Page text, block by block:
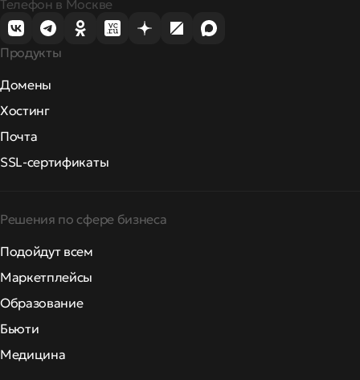
Телефон в Москве
Продукты
Домены
Хостинг
Почта
SSL-сертификаты
Решения по сфере бизнеса
Подойдут всем
Маркетплейсы
Образование
Бьюти
Медицина